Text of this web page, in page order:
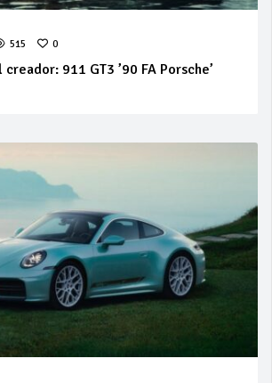
515 0
911 GT3 ’90 FA Porsche’